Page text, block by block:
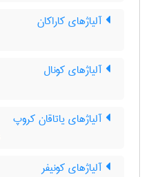
آلیاژهای کاراکان
آلیاژهای کونال
آلیاژهای یاتاقان کروپ
آلیاژهای کونیفر